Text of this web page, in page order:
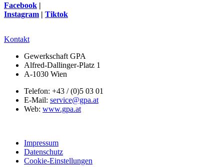
Facebook |
Instagram | Tiktok
Kontakt
Gewerkschaft GPA
Alfred-Dallinger-Platz 1
A-1030 Wien
Telefon: +43 / (0)5 03 01
E-Mail: service@gpa.at
Web: www.gpa.at
Impressum
Datenschutz
Cookie-Einstellungen